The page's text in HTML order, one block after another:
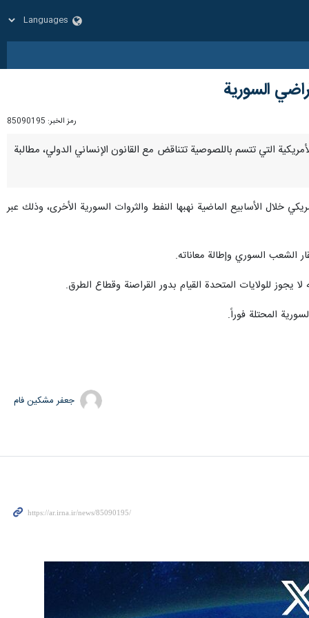
السورية
رمز الخبر: 85090195
التي تتسم باللصوصية تتناقض مع القانون الإنساني الدولي، مطالبة
خلال الأسابيع الماضية نهبها النفط والثروات السورية الأخرى، وذلك عبر
الشعب السوري وإطالة معاناته.
يجوز للولايات المتحدة القيام بدور القراصنة وقطاع الطرق.
المحتلة فوراً.
جعفر مشکین فام